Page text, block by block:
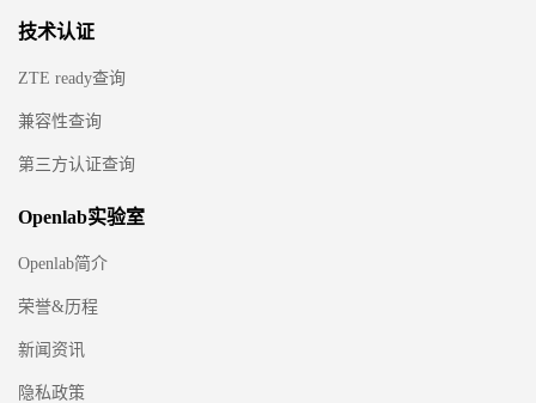
技术认证
ZTE ready查询
兼容性查询
第三方认证查询
Openlab实验室
Openlab简介
荣誉&历程
新闻资讯
隐私政策